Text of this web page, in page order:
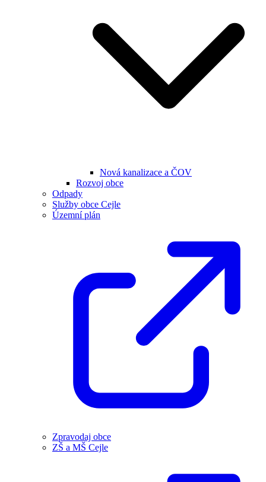
Nová kanalizace a ČOV
Rozvoj obce
Odpady
Služby obce Cejle
Územní plán
Zpravodaj obce
ZŠ a MŠ Cejle